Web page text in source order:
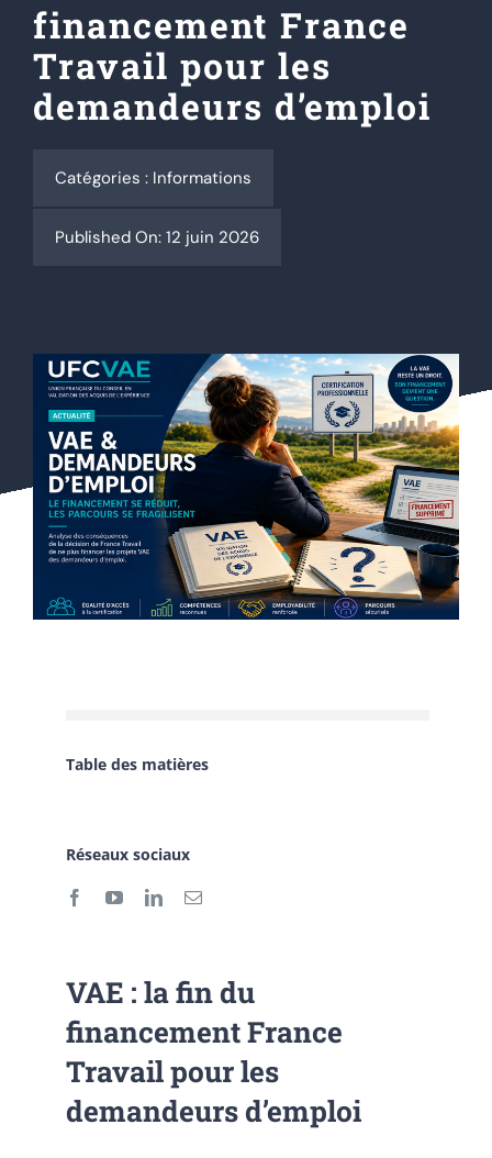
Actualités
Contact
financement France
Travail pour les
demandeurs d’emploi
Catégories : Informations
Published On: 12 juin 2026
Table des matières
Réseaux sociaux
VAE : la fin du
financement France
Travail pour les
demandeurs d’emploi